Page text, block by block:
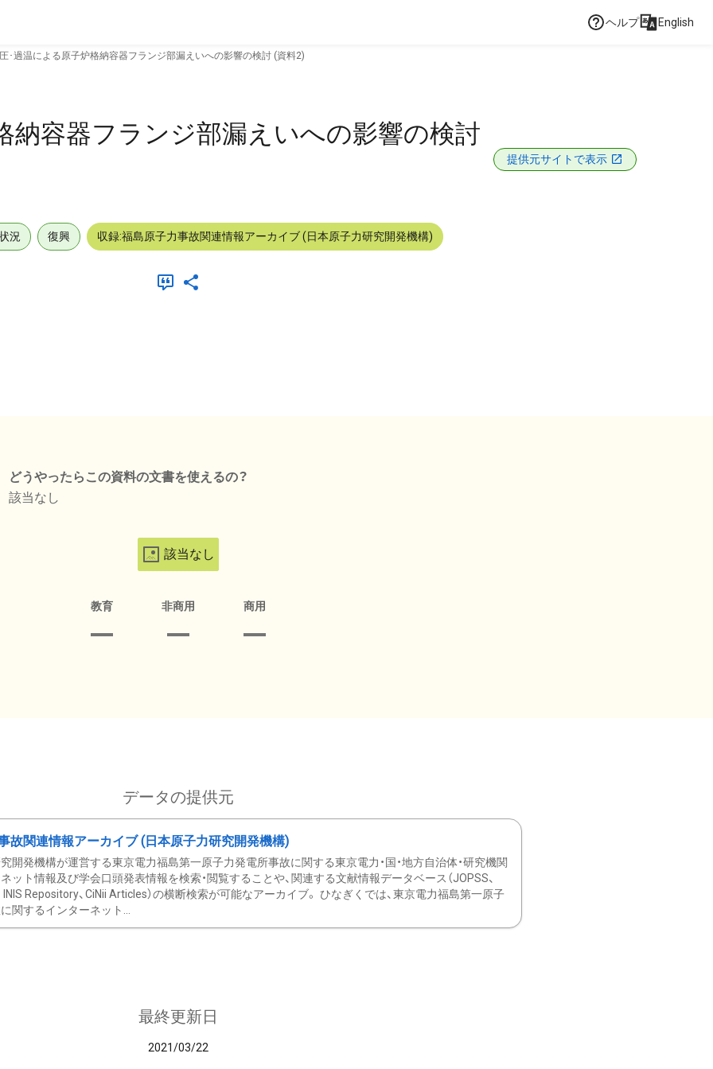
ヘルプ English
･過温による原子炉格納容器フランジ部漏えいへの影響の検討 (資料2)
納容器フランジ部漏えいへの影響の検討
提供元サイトで表示
況 復興 収録:福島原子力事故関連情報アーカイブ (日本原子力研究開発機構)
どうやったらこの資料の文書を使えるの？
該当なし
該当なし
教育 非商用 商用
データの提供元
故関連情報アーカイブ (日本原子力研究開発機構)
開発機構が運営する東京電力福島第一原子力発電所事故に関する東京電力・国・地方自治体・研究機関
ット情報及び学会口頭発表情報を検索・閲覧することや、関連する文献情報データベース（JOPSS、
INIS Repository、CiNii Articles）の横断検索が可能なアーカイブ。 ひなぎくでは、東京電力福島第一原子
関するインターネット...
最終更新日
2021/03/22